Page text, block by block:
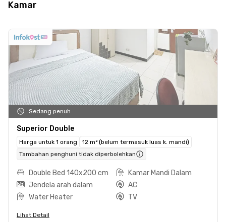
Kamar
Sedang penuh
Superior Double
Harga untuk 1 orang
12 m² (belum termasuk luas k. mandi)
Tambahan penghuni tidak diperbolehkan
Double Bed 140x200 cm
Kamar Mandi Dalam
Jendela arah dalam
AC
Water Heater
TV
Lihat Detail